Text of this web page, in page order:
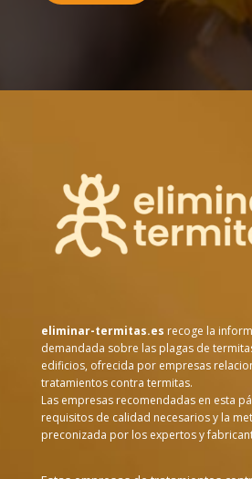
eliminar-termitas.es recoge la
demandada sobre las plagas de
edificios, ofrecida por empresas
tratamientos contra termitas.
Las empresas recomendadas en esta
requisitos de calidad necesarios y la
preconizada por los expertos y